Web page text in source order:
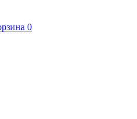
0